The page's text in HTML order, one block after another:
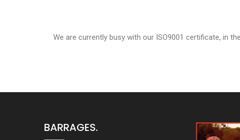
We are currently busy with our ISO9001 certificate, in
BARRAGES.